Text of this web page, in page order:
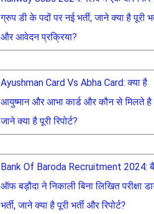
ग्रुप डी के पदों पर नई भर्ती, जाने क्या है पूरी
और आवेदन प्रक्रिया?
Ayushman Card Vs Abha Card: क्या है
आयुष्मान और आभा कार्ड और कौन से मिलते है
जाने क्या है पूरी रिपोर्ट?
Bank Of Baroda Recruitment 2024:
ऑफ बड़ौदा ने निकाली बिना लिखित परीक्षा
भर्ती, जाने क्या है पूरी भर्ती और रिपोर्ट?